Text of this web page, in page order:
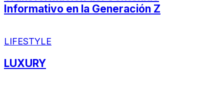
Informativo en la Generación Z
LIFESTYLE
LUXURY